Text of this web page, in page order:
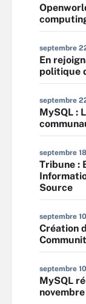
septembre
En
politique
septembre
MySQL :
septembre
Tribune :
Source
septembre
Création
septembre
MySQL